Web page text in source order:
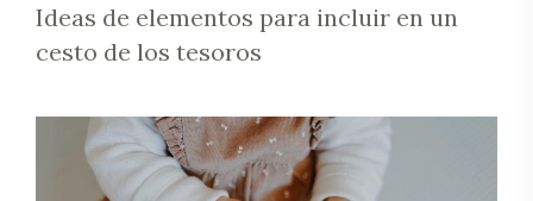
Ideas de elementos para incluir en un
cesto de los tesoros